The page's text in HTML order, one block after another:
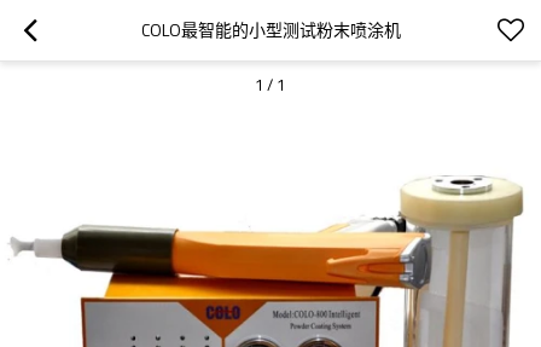
COLO最智能的小型测试粉末喷涂机
1 / 1